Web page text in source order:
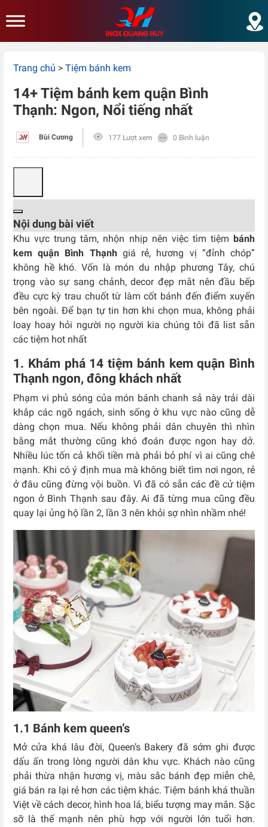
Trang chủ > Tiệm bánh kem
14+ Tiệm bánh kem quận Bình
Thạnh: Ngon, Nổi tiếng nhất
Bùi Cương 177 Lượt xem 0 Bình luận
Nội dung bài viết
Khu vực trung tâm, nhộn nhịp nên việc tìm tiệm bánh
kem quận Bình Thạnhgiá rẻ, hương vị “đỉnh chóp”
không hề khó. Vốn là món du nhập phương Tây, chú
trọng vào sự sang chảnh, decor đẹp mắt nên đầu bếp
đều cực kỳ trau chuốt từ làm cốt bánh đến điểm xuyến
bên ngoài. Để bạn tự tin hơn khi chọn mua, không phải
loay hoay hỏi người nọ người kia chúng tôi đã list sẵn
các tiệm hot nhất
1. Khám phá 14 tiệm bánh kem quận Bình
Thạnh ngon, đông khách nhất
Phạm vi phủ sóng của món bánh chanh sả này trải dài
khắp các ngõ ngách, sinh sống ở khu vực nào cũng dễ
dàng chọn mua. Nếu không phải dân chuyên thì nhìn
bằng mắt thường cũng khó đoán được ngon hay dở.
Nhiều lúc tốn cả khối tiền mà phải bỏ phí vì ai cũng chê
mạnh. Khi có ý định mua mà không biết tìm nơi ngon, rẻ
ở đâu cũng đừng vội buồn. Vì đã có sẵn các đề cử tiệm
ngon ở Bình Thạnh sau đây. Ai đã từng mua cũng đều
quay lại ủng hộ lần 2, lần 3 nên khỏi sợ nhìn nhầm nhé!
1.1 Bánh kem queen’s
Mở cửa khá lâu đời, Queen’s Bakery đã sớm ghi được
dấu ấn trong lòng người dân khu vực. Khách nào cũng
phải thừa nhận hương vị, màu sắc bánh đẹp miễn chê,
giá bán ra lại rẻ hơn các tiệm khác. Tiệm bánh khá thuần
Việt về cách decor, hình hoa lá, biểu tượng may mắn. Sặc
sỡ là thế mạnh nên phù hợp với người lớn tuổi hơn.